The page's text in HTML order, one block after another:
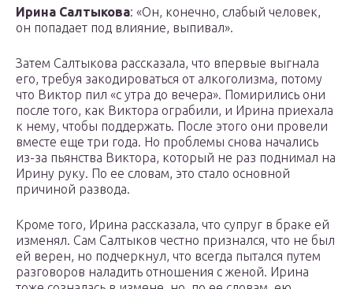
Ирина Салтыкова: «Он, конечно, слабый человек,
он попадает под влияние, выпивал».
Затем Салтыкова рассказала, что впервые выгнала
его, требуя закодироваться от алкоголизма, потому
что Виктор пил «с утра до вечера». Помирились они
после того, как Виктора ограбили, и Ирина приехала
к нему, чтобы поддержать. После этого они провели
вместе еще три года. Но проблемы снова начались
из-за пьянства Виктора, который не раз поднимал на
Ирину руку. По ее словам, это стало основной
причиной развода.
Кроме того, Ирина рассказала, что супруг в браке ей
изменял. Сам Салтыков честно признался, что не был
ей верен, но подчеркнул, что всегда пытался путем
разговоров наладить отношения с женой. Ирина